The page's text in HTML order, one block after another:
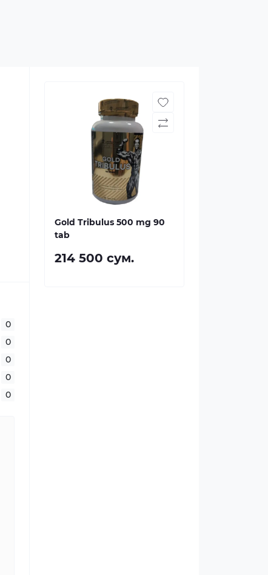
0
0
0
0
0
Gold Tribulus 500 mg 90
tab
214 500 сум.